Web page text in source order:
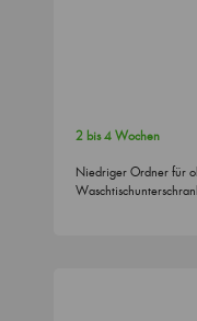
2 bis 4 Wochen
Niedriger Ordner für